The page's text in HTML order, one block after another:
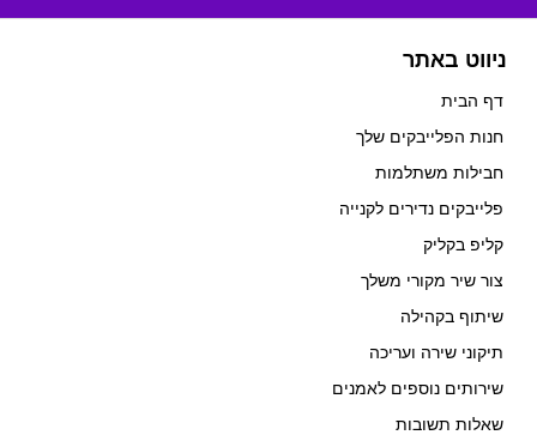
ניווט באתר
דף הבית
חנות הפלייבקים שלך
חבילות משתלמות
פלייבקים נדירים לקנייה
קליפ בקליק
צור שיר מקורי משלך
שיתוף בקהילה
תיקוני שירה ועריכה
שירותים נוספים לאמנים
שאלות תשובות